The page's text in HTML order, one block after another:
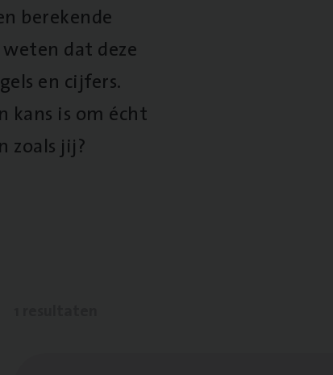
berekende
dat deze
en cijfers.
kans is om écht
zoals jij?